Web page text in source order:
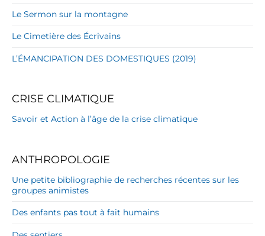
Le Sermon sur la montagne
Le Cimetière des Écrivains
L’ÉMANCIPATION DES DOMESTIQUES (2019)
CRISE CLIMATIQUE
Savoir et Action à l’âge de la crise climatique
ANTHROPOLOGIE
Une petite bibliographie de recherches récentes sur les
groupes animistes
Des enfants pas tout à fait humains